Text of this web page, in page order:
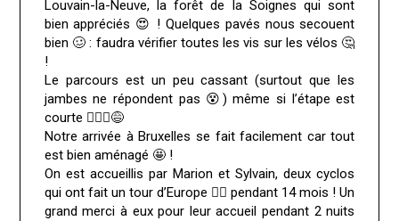
Louvain-la-Neuve, la forêt de la Soignes qui sont
bien appréciés 😍 ! Quelques pavés nous secouent
bien 🥴 : faudra vérifier toutes les vis sur les vélos 🤔
!
Le parcours est un peu cassant (surtout que les
jambes ne répondent pas 😵) même si l’étape est
courte 🤦🏽‍♀️😅
Notre arrivée à Bruxelles se fait facilement car tout
est bien aménagé 🤩 !
On est accueillis par Marion et Sylvain, deux cyclos
qui ont fait un tour d’Europe 🚴‍♀️ pendant 14 mois ! Un
grand merci à eux pour leur accueil pendant 2 nuits